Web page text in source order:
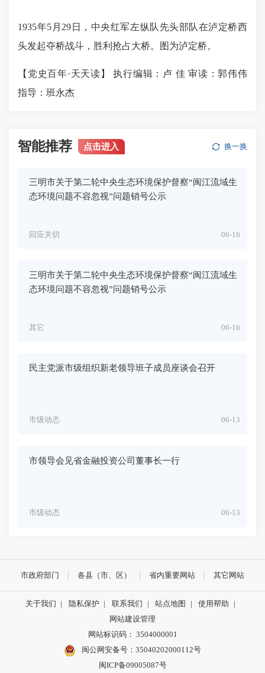
1935年5月29日，中央红军左纵队先头部队在泸定桥西
头发起夺桥战斗，胜利抢占大桥。图为泸定桥。
【党史百年·天天读】 执行编辑：卢 佳 审读：郭伟伟
指导：班永杰
智能推荐 点击进入 换一换
三明市关于第二轮中央生态环境保护督察“闽江流域生
态环境问题不容忽视”问题销号公示
06-16
回应关切
三明市关于第二轮中央生态环境保护督察“闽江流域生
态环境问题不容忽视”问题销号公示
06-16
其它
民主党派市级组织新老领导班子成员座谈会召开
06-13
市级动态
市领导会见省金融投资公司董事长一行
06-13
市级动态
市政府部门 各县（市、区） 省内重要网站 其它网站
关于我们 | 隐私保护 | 联系我们 | 站点地图 | 使用帮助
|
网站建设管理
网站标识码： 3504000001
闽公网安备号：35040202000112号
闽ICP备09005087号